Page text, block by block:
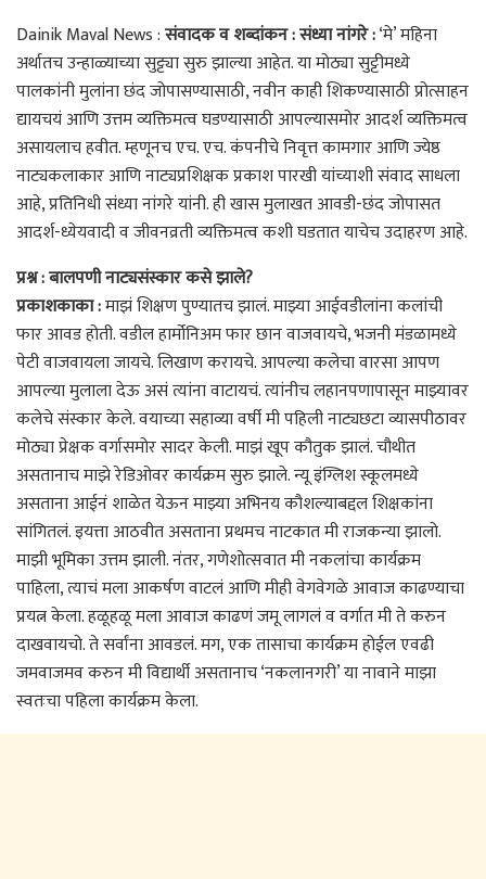
Dainik Maval News :संवादक व शब्दांकन : संध्या नांगरे :‘मे’ महिना
अर्थातच उन्हाळ्याच्या सुट्ट्या सुरु झाल्या आहेत. या मोठ्या सुट्टीमध्ये
पालकांनी मुलांना छंद जोपासण्यासाठी, नवीन काही शिकण्यासाठी प्रोत्साहन
द्यायचयं आणि उत्तम व्यक्तिमत्व घडण्यासाठी आपल्यासमोर आदर्श व्यक्तिमत्व
असायलाच हवीत. म्हणूनच एच. एच. कंपनीचे निवृत्त कामगार आणि ज्येष्ठ
नाट्यकलाकार आणि नाट्यप्रशिक्षक प्रकाश पारखी यांच्याशी संवाद साधला
आहे, प्रतिनिधी संध्या नांगरे यांनी. ही खास मुलाखत आवडी-छंद जोपासत
आदर्श-ध्येयवादी व जीवनव्रती व्यक्तिमत्व कशी घडतात याचेच उदाहरण आहे.
प्रश्न : बालपणी नाट्यसंस्कार कसे झाले?
प्रकाशकाका :माझं शिक्षण पुण्यातच झालं. माझ्या आईवडीलांना कलांची
फार आवड होती. वडील हार्मोनिअम फार छान वाजवायचे, भजनी मंडळामध्ये
पेटी वाजवायला जायचे. लिखाण करायचे. आपल्या कलेचा वारसा आपण
आपल्या मुलाला देऊ असं त्यांना वाटायचं. त्यांनीच लहानपणापासून माझ्यावर
कलेचे संस्कार केले. वयाच्या सहाव्या वर्षी मी पहिली नाट्यछटा व्यासपीठावर
मोठ्या प्रेक्षक वर्गासमोर सादर केली. माझं खूप कौतुक झालं. चौथीत
असतानाच माझे रेडिओवर कार्यक्रम सुरु झाले. न्यू इंग्लिश स्कूलमध्ये
असताना आईनं शाळेत येऊन माझ्या अभिनय कौशल्याबद्दल शिक्षकांना
सांगितलं. इयत्ता आठवीत असताना प्रथमच नाटकात मी राजकन्या झालो.
माझी भूमिका उत्तम झाली. नंतर, गणेशोत्सवात मी नकलांचा कार्यक्रम
पाहिला, त्याचं मला आकर्षण वाटलं आणि मीही वेगवेगळे आवाज काढण्याचा
प्रयत्न केला. हळूहळू मला आवाज काढणं जमू लागलं व वर्गात मी ते करुन
दाखवायचो. ते सर्वांना आवडलं. मग, एक तासाचा कार्यक्रम होईल एवढी
जमवाजमव करुन मी विद्यार्थी असतानाच ‘नकलानगरी’ या नावाने माझा
स्वतःचा पहिला कार्यक्रम केला.